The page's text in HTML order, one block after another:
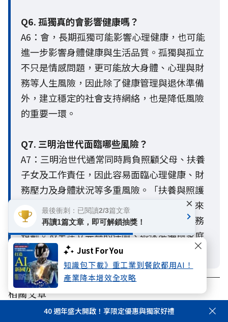
Just For You
知識包下載》重工業到餐飲都用AI！
產業降本增效全攻略
Q6. 孤獨真的會影響健康嗎？
A6：會，長期孤獨可能影響心理健康，也可能
進一步影響身體健康與生活品質。孤獨與孤立
不只是情感問題，更可能放大身體、心理與財
務等人生風險，因此除了健康管理與退休準備
外，建立穩定的社會支持網絡，也是降低風險
的重要一環。
Q7. 三明治世代面臨哪些風險？
A7：三明治世代通常同時肩負照顧父母、扶養
子女及工作責任，因此容易面臨心理健康、財
務壓力及身體狀況等多重風險。「扶養與照護
責任」已成為三明治世代最主要的心理壓力來
源，長期下來可能影響健康、退休準備與財務
規劃。及早建立完善的保障、退休準備與家庭
支持網絡，有助於提升面對人生風險的韌性。
相關文章
40 週年盛大開啟！享限定優惠與獨家好禮
最後衝刺：已閱讀2/3篇文章
再讀1篇文章，即可解鎖抽獎！
×